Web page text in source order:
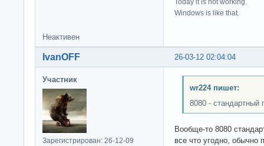
Today it is not working.
Windows is like that.
Неактивен
26-03-12 02:04:04
IvanOFF
Участник
Зарегистрирован: 26-12-09
wr224 пишет:
8080 - стандартный
Вообще-то 8080
все что угодно, обычно